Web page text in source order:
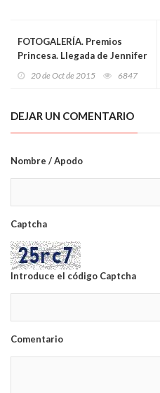
FOTOGALERÍA. Premios
Princesa. Llegada de Jennifer
20 de Oct de 2015 6847
DEJAR UN COMENTARIO
Nombre / Apodo
Captcha
Introduce el código Captcha
Comentario